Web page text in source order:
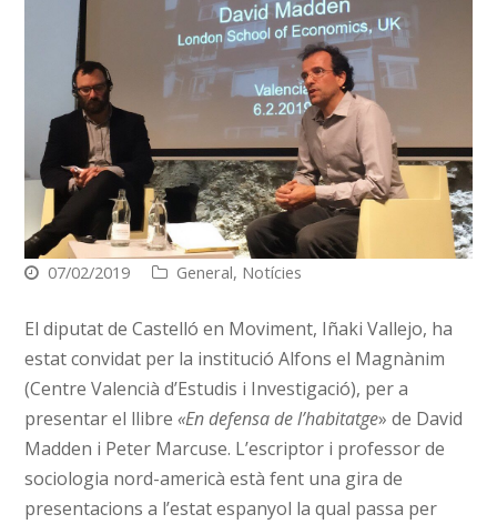
07/02/2019 General, Notícies
El diputat de Castelló en Moviment, Iñaki Vallejo, ha
estat convidat per la institució Alfons el Magnànim
(Centre Valencià d’Estudis i Investigació), per a
presentar el llibre «En defensa de l’habitatge» de David
Madden i Peter Marcuse. L’escriptor i professor de
sociologia nord-americà està fent una gira de
presentacions a l’estat espanyol la qual passa per